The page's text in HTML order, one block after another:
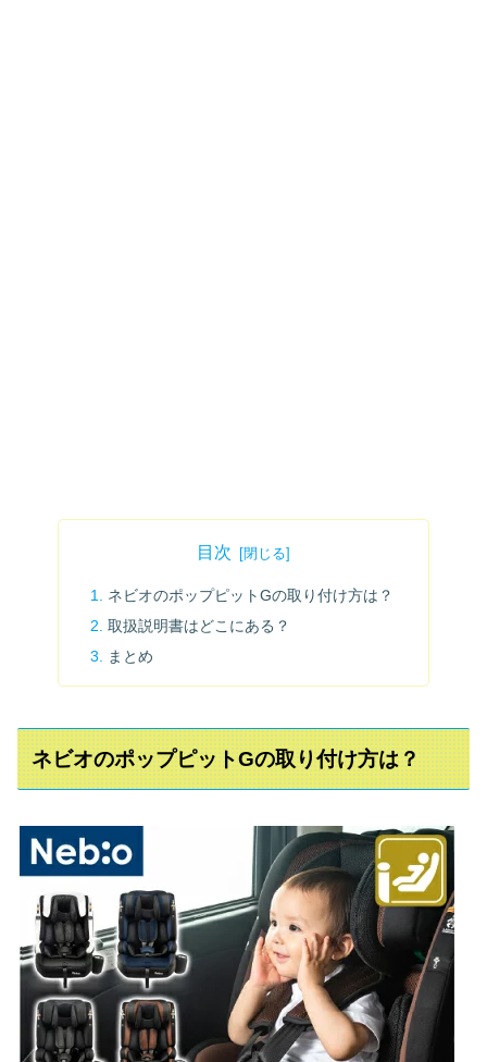
目次
ネビオのポップピットGの取り付け方は？
取扱説明書はどこにある？
まとめ
ネビオのポップピットGの取り付け方は？